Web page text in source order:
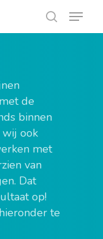
Menu
de
binnen
wij ook
met
van
Dat
op!
te